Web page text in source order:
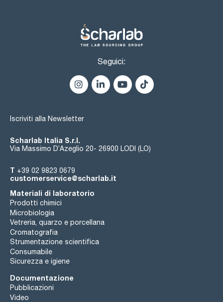
Seguici:
Iscriviti alla Newsletter
Scharlab Italia S.r.l.
Via Massimo D’Azeglio 20- 26900 LODI (LO)
T +39 02 9823 0679
customerservice@scharlab.it
Materiali di laboratorio
Prodotti chimici
Microbiologia
Vetreria, quarzo e porcellana
Cromatografia
Strumentazione scientifica
Consumabile
Sicurezza e igiene
Documentazione
Pubblicazioni
Video